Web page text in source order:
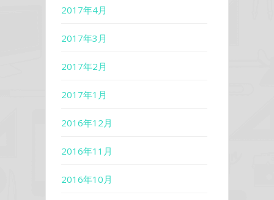
2017年4月
2017年3月
2017年2月
2017年1月
2016年12月
2016年11月
2016年10月